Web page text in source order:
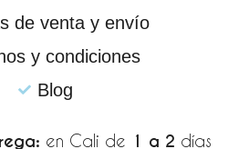
de venta y envío
y condiciones
Blog
en Cali de 1 a 2 días